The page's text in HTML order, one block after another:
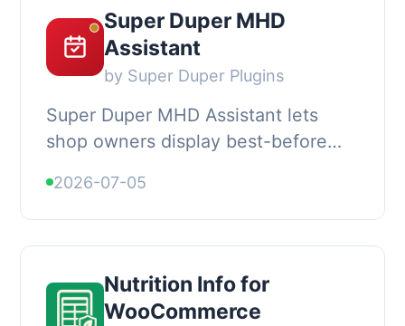
Super Duper MHD
Assistant
by Super Duper Plugins
Super Duper MHD Assistant lets
shop owners display best-before
Mindesthaltbarkeitsdatum) on their
WooCommerce products. It is
especi...
2026-07-05
Nutrition Info for
WooCommerce